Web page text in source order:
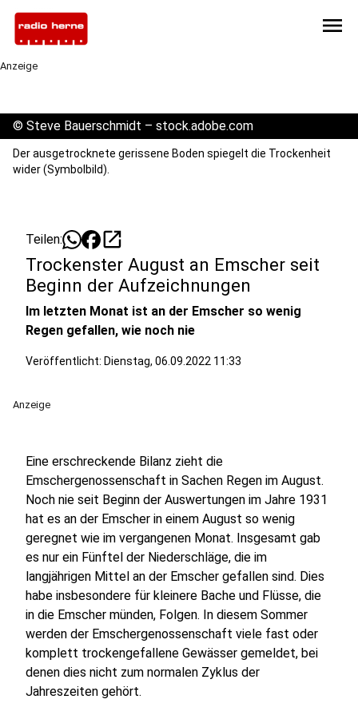
menu
Anzeige
© Steve Bauerschmidt – stock.adobe.com
Der ausgetrocknete gerissene Boden spiegelt die Trockenheit
wider (Symbolbild).
Teilen: open_in_new
Trockenster August an Emscher seit
Beginn der Aufzeichnungen
Im letzten Monat ist an der Emscher so wenig
Regen gefallen, wie noch nie
Veröffentlicht: Dienstag, 06.09.2022 11:33
Anzeige
Eine erschreckende Bilanz zieht die
Emschergenossenschaft in Sachen Regen im August.
Noch nie seit Beginn der Auswertungen im Jahre 1931
hat es an der Emscher in einem August so wenig
geregnet wie im vergangenen Monat. Insgesamt gab
es nur ein Fünftel der Niederschläge, die im
langjährigen Mittel an der Emscher gefallen sind. Dies
habe insbesondere für kleinere Bache und Flüsse, die
in die Emscher münden, Folgen. In diesem Sommer
werden der Emschergenossenschaft viele fast oder
komplett trockengefallene Gewässer gemeldet, bei
denen dies nicht zum normalen Zyklus der
Jahreszeiten gehört.